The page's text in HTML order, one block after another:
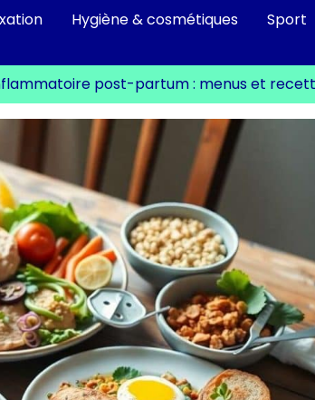
Hygiène & cosmétiques Sport
post-partum : menus et